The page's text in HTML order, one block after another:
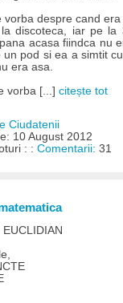
vorba despre cand
discoteca, iar pe la
acasa fiindca nu
pod si ea a simtit
era asa.
vorba [...]citește tot
Ciudatenii
10 August 2012
: : Comentarii: 31